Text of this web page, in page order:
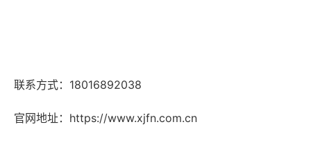
联系方式：18016892038
官网地址： https://www.xjfn.com.cn